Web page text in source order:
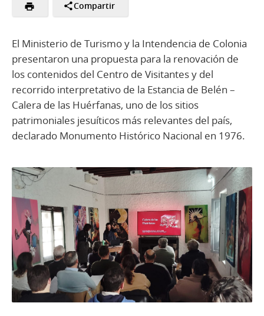
Compartir
El Ministerio de Turismo y la Intendencia de Colonia
presentaron una propuesta para la renovación de
los contenidos del Centro de Visitantes y del
recorrido interpretativo de la Estancia de Belén –
Calera de las Huérfanas, uno de los sitios
patrimoniales jesuíticos más relevantes del país,
declarado Monumento Histórico Nacional en 1976.